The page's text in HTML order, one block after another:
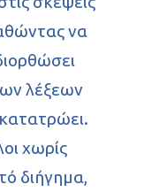
να
λέξεων
χωρίς
διήγημα,